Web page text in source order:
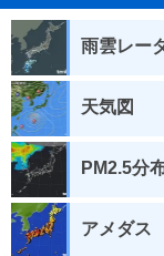
雨雲レー
天気図
PM2.5分
アメダス